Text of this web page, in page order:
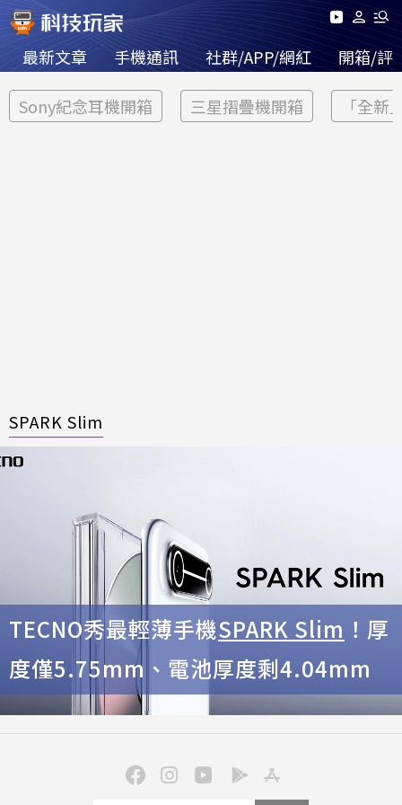
最新文章 手機通訊 社群/APP/網紅 開箱/評
Sony紀念耳機開箱 三星摺疊機開箱 「全新
SPARK Slim
TECNO秀最輕薄手機SPARK Slim ！厚
度僅5.75mm、電池厚度剩4.04mm